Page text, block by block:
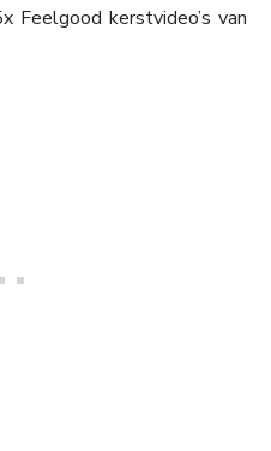
Feelgood kerstvideo’s van